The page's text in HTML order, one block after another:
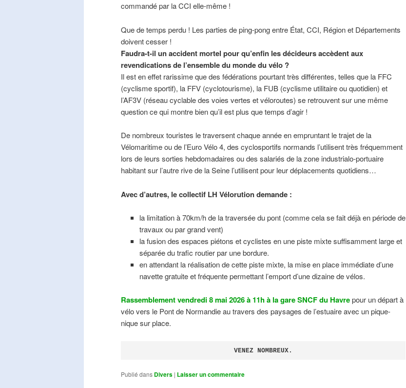
commandé par la CCI elle-même !
Que de temps perdu ! Les parties de ping-pong entre État, CCI, Région et Départements
doivent cesser !
Faudra-t-il un accident mortel pour qu’enfin les décideurs accèdent aux
revendications de l’ensemble du monde du vélo ?
Il est en effet rarissime que des fédérations pourtant très différentes, telles que la FFC
(cyclisme sportif), la FFV (cyclotourisme), la FUB (cyclisme utilitaire ou quotidien) et
l’AF3V (réseau cyclable des voies vertes et véloroutes) se retrouvent sur une même
question ce qui montre bien qu’il est plus que temps d’agir !
De nombreux touristes le traversent chaque année en empruntant le trajet de la
Vélomaritime ou de l’Euro Vélo 4, des cyclosportifs normands l’utilisent très fréquemment
lors de leurs sorties hebdomadaires ou des salariés de la zone industrialo-portuaire
habitant sur l’autre rive de la Seine l’utilisent pour leur déplacements quotidiens…
Avec d’autres, le collectif LH Vélorution demande :
la limitation à 70km/h de la traversée du pont (comme cela se fait déjà en période de
travaux ou par grand vent)
la fusion des espaces piétons et cyclistes en une piste mixte suffisamment large et
séparée du trafic routier par une bordure.
en attendant la réalisation de cette piste mixte, la mise en place immédiate d’une
navette gratuite et fréquente permettant l’emport d’une dizaine de vélos.
Rassemblement vendredi 8 mai 2026 à 11h à la gare SNCF du Havrepour un départ à
vélo vers le Pont de Normandie au travers des paysages de l’estuaire avec un pique-
nique sur place.
VENEZ NOMBREUX.
Publié dans Divers | Laisser un commentaire